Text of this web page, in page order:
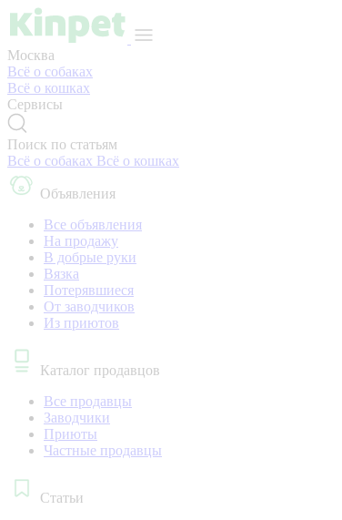
Москва
Всё о собаках
Всё о кошках
Сервисы
Поиск по статьям
Всё о собаках Всё о кошках
Объявления
Все объявления
На продажу
В добрые руки
Вязка
Потерявшиеся
От заводчиков
Из приютов
Каталог продавцов
Все продавцы
Заводчики
Приюты
Частные продавцы
Статьи